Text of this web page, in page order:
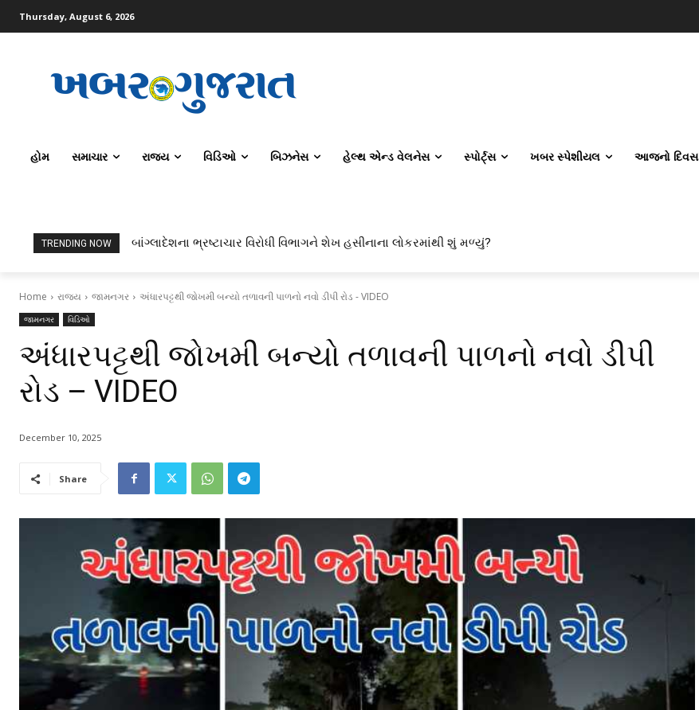
Thursday, August 6, 2026
હોમ સમાચાર રાજ્ય વિડિઓ બિઝનેસ હેલ્થ એન્ડ વેલનેસ સ્પોર્ટ્સ ખબર સ્પેશીયલ આજનો દિવસ
TRENDING NOW બાંગ્લાદેશના ભ્રષ્ટાચાર વિરોધી વિભાગને શેખ હસીનાના લોકરમાંથી શું મળ્યું?
Home રાજ્ય જામનગર અંધારપટ્ટથી જોખમી બન્યો તળાવની પાળનો નવો ડીપી રોડ - VIDEO
જામનગર વિડિઓ
અંધારપટ્ટથી જોખમી બન્યો તળાવની પાળનો નવો ડીપી
રોડ – VIDEO
December 10, 2025
Share